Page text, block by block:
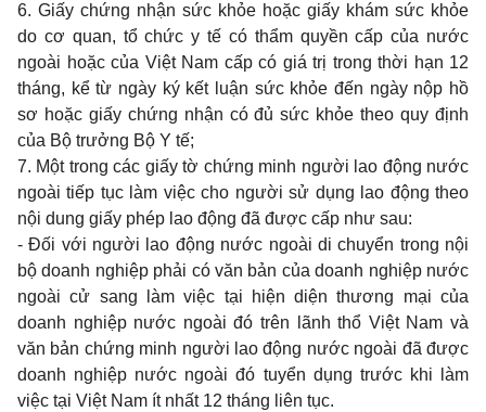
6. Giấy chứng nhận sức khỏe hoặc giấy khám sức khỏe
do cơ quan, tổ chứcytế có thẩm quyền cấp của nước
ngoài hoặc của Việt Nam cấp có giá trị trong thời hạn 12
tháng, kể từ ngày ký kết luận sức khỏe đến ngày nộp hồ
sơ hoặc giấy chứng nhận có đủ sức khỏetheo quyđịnh
của Bộ trưởng Bộ Y tế;
7. Một trongcác giấy tờ chứng minh người lao động nước
ngoài tiếp tục làm việccho người sử dụng lao độngtheo
nội dung giấy phép lao động đã được cấp như sau:
-Đối với người lao động nước ngoài dichuyển trong nội
bộdoanh nghiệp phải có văn bản củadoanh nghiệp nước
ngoài cử sang
làm việc tại hiện diện thương mại của
doanh nghiệp nước ngoài đó trên lãnh thổ Việt Namvà
văn bản chứng minh người laođộng nước ngoài đã được
doanh nghiệp nước ngoài đó tuyển dụng trước khi
làm
việc tại Việt Nam ít nhất 12 tháng liên tục.